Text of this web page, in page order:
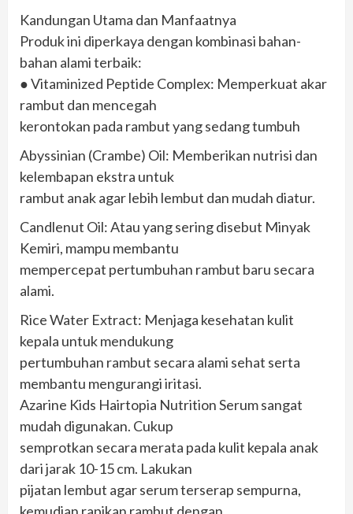
Kandungan Utama dan Manfaatnya
Produk ini diperkaya dengan kombinasi bahan-
bahan alami terbaik:
● Vitaminized Peptide Complex: Memperkuat akar
rambut dan mencegah
kerontokan pada rambut yang sedang tumbuh
Abyssinian (Crambe) Oil: Memberikan nutrisi dan
kelembapan ekstra untuk
rambut anak agar lebih lembut dan mudah diatur.
Candlenut Oil: Atau yang sering disebut Minyak
Kemiri, mampu membantu
mempercepat pertumbuhan rambut baru secara
alami.
Rice Water Extract: Menjaga kesehatan kulit
kepala untuk mendukung
pertumbuhan rambut secara alami sehat serta
membantu mengurangi iritasi.
Azarine Kids Hairtopia Nutrition Serum sangat
mudah digunakan. Cukup
semprotkan secara merata pada kulit kepala anak
dari jarak 10-15 cm. Lakukan
pijatan lembut agar serum terserap sempurna,